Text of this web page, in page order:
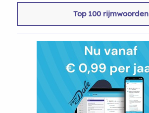
Top 100 rijmwoorden